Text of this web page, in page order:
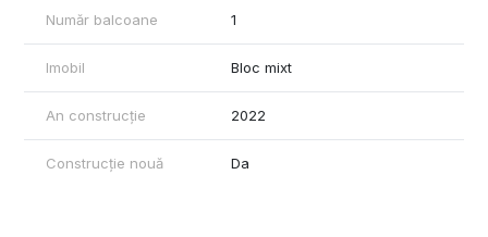
Număr balcoane 1
Imobil Bloc mixt
An construcție 2022
Construcție nouă Da